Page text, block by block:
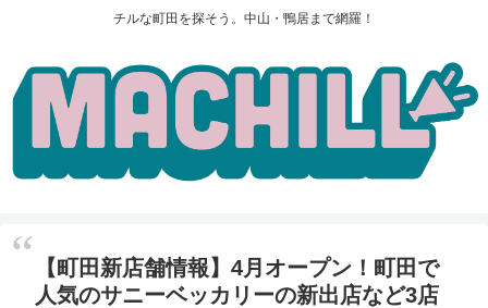
チルな町田を探そう。中山・鴨居まで網羅！
【町田新店舗情報】4月オープン！町田で
人気のサニーベッカリーの新出店など3店